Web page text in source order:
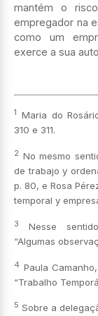
mantém o
empregador na
como um
exerce a sua
1 Maria do
310 e 311.
2 No mesmo
de trabajo y
p. 80, e Rosa
temporal y
3
Nesse
“Algumas
4 Paula
“Trabalho
5 Sobre a